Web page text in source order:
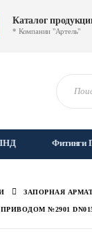
Каталог
* Компании "Артель"
Фитинги
ЗАПОРНАЯ
№2901 DN0150